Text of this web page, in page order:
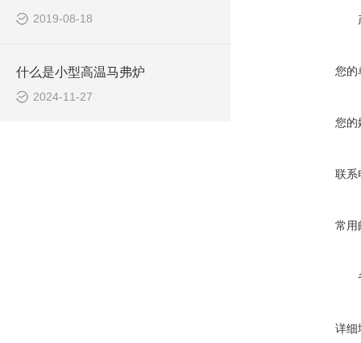
2019-08-18
什么是小型高温马弗炉
2024-11-27
您的
您的
联系
常用
详细